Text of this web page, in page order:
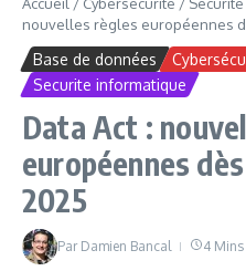
nouvelles règles européennes
Base de données
Securite informatique
Data Act :
européennes
2025
Par Damien Bancal 4 Mins